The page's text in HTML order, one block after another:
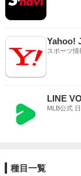
Yahoo!
スポーツ
LINE
MLB公式
種目一覧